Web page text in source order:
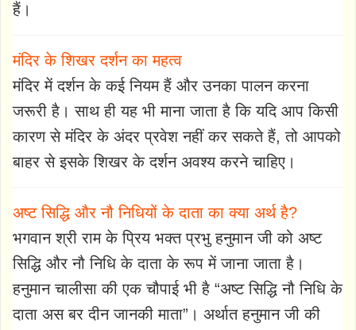
हैं।
मंदिर के शिखर दर्शन का महत्व
मंदिर में दर्शन के कई नियम हैं और उनका पालन करना
जरूरी है। साथ ही यह भी माना जाता है कि यदि आप किसी
कारण से मंदिर के अंदर प्रवेश नहीं कर सकते हैं, तो आपको
बाहर से इसके शिखर के दर्शन अवश्य करने चाहिए।
अष्ट सिद्धि और नौ निधियों के दाता का क्या अर्थ है?
भगवान श्री राम के प्रिय भक्त प्रभु हनुमान जी को अष्ट
सिद्धि और नौ निधि के दाता के रूप में जाना जाता है।
हनुमान चालीसा की एक चौपाई भी है “अष्ट सिद्धि नौ निधि के
दाता अस बर दीन जानकी माता”। अर्थात हनुमान जी की